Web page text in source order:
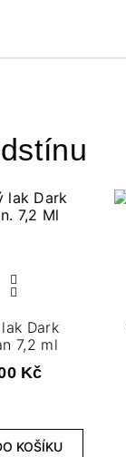
Dark
7,2 ml
Kč
KOŠÍKU